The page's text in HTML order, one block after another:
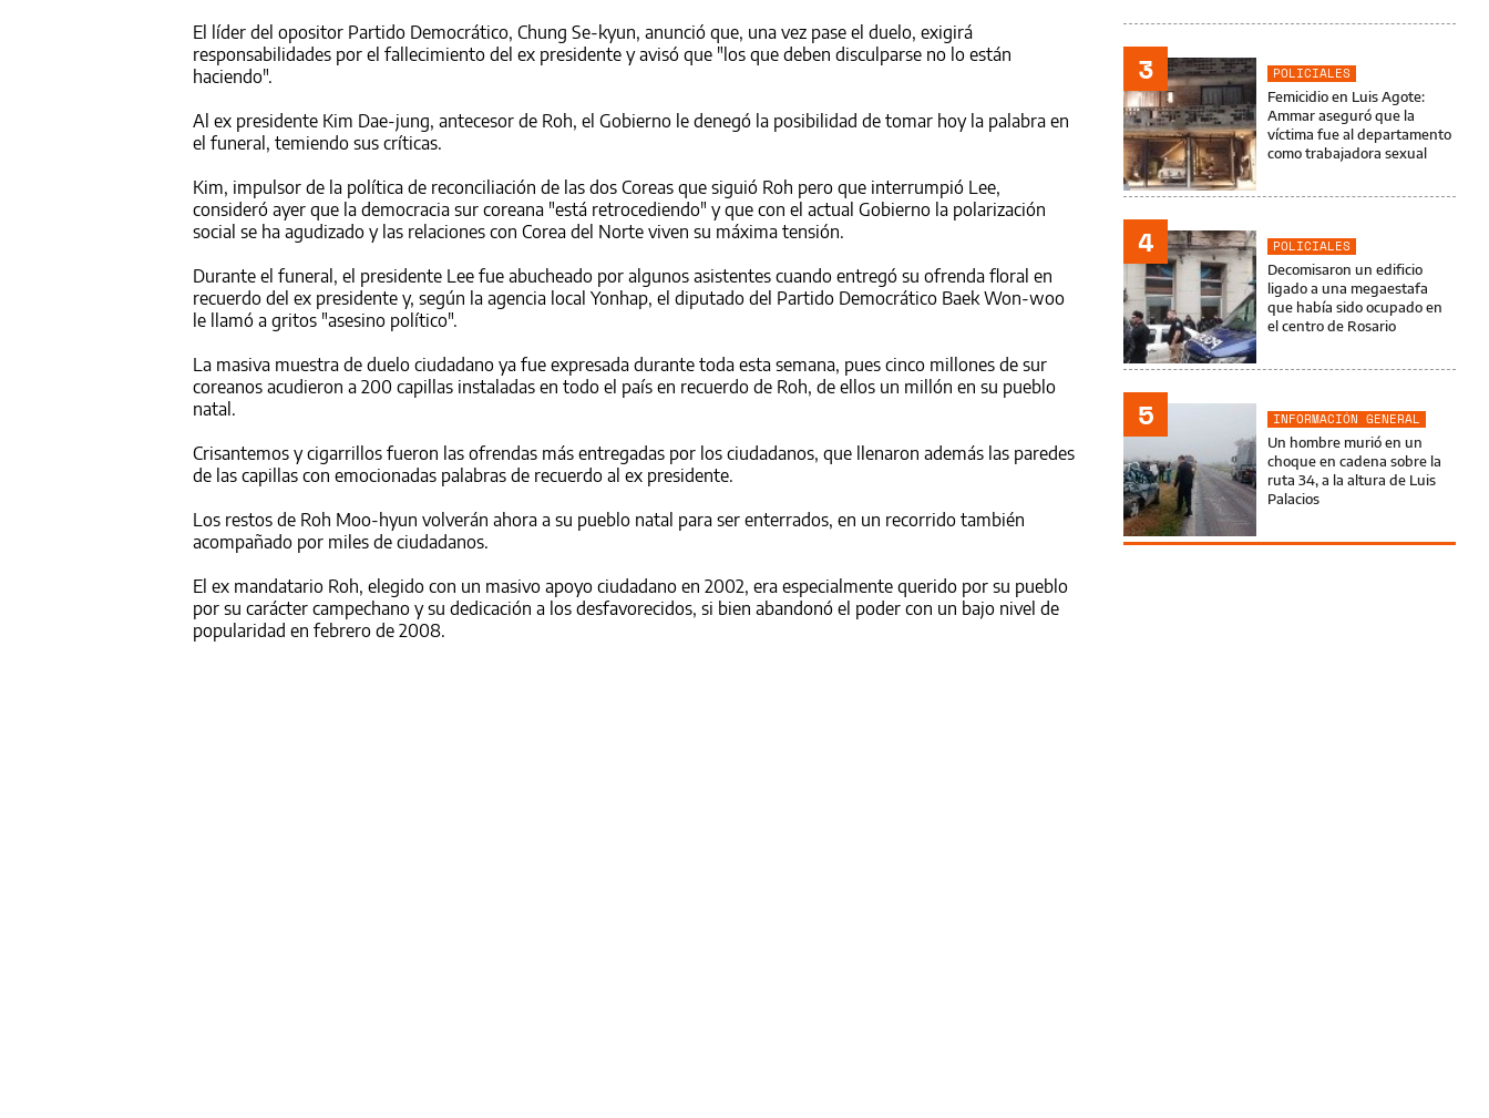
El líder del opositor Partido Democrático, Chung Se-kyun, anunció que, una vez pase el duelo, exigirá
responsabilidades por el fallecimiento del ex presidente y avisó que "los que deben disculparse no lo están
haciendo".
Al ex presidente Kim Dae-jung, antecesor de Roh, el Gobierno le denegó la posibilidad de tomar hoy la palabra en
el funeral, temiendo sus críticas.
Kim, impulsor de la política de reconciliación de las dos Coreas que siguió Roh pero que interrumpió Lee,
consideró ayer que la democracia sur coreana "está retrocediendo" y que con el actual Gobierno la polarización
social se ha agudizado y las relaciones con Corea del Norte viven su máxima tensión.
Durante el funeral, el presidente Lee fue abucheado por algunos asistentes cuando entregó su ofrenda floral en
recuerdo del ex presidente y, según la agencia local Yonhap, el diputado del Partido Democrático Baek Won-woo
le llamó a gritos "asesino político".
La masiva muestra de duelo ciudadano ya fue expresada durante toda esta semana, pues cinco millones de sur
coreanos acudieron a 200 capillas instaladas en todo el país en recuerdo de Roh, de ellos un millón en su pueblo
natal.
Crisantemos y cigarrillos fueron las ofrendas más entregadas por los ciudadanos, que llenaron además las paredes
de las capillas con emocionadas palabras de recuerdo al ex presidente.
Los restos de Roh Moo-hyun volverán ahora a su pueblo natal para ser enterrados, en un recorrido también
acompañado por miles de ciudadanos.
El ex mandatario Roh, elegido con un masivo apoyo ciudadano en 2002, era especialmente querido por su pueblo
por su carácter campechano y su dedicación a los desfavorecidos, si bien abandonó el poder con un bajo nivel de
popularidad en febrero de 2008.
3
POLICIALES
Femicidio en Luis Agote:
Ammar aseguró que la
víctima fue al departamento
como trabajadora sexual
4
POLICIALES
Decomisaron un edificio
ligado a una megaestafa
que había sido ocupado en
el centro de Rosario
5
INFORMACIÓN GENERAL
Un hombre murió en un
choque en cadena sobre la
ruta 34, a la altura de Luis
Palacios